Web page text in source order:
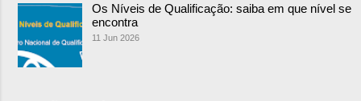
Os Níveis de Qualificação: saiba em que nível se
encontra
11 Jun 2026